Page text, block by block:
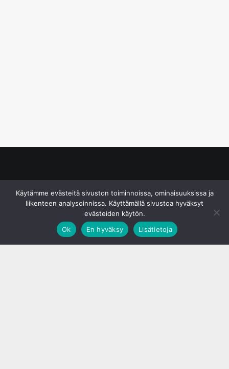
Käytämme evästeitä sivuston toiminnoissa, ominaisuuksissa ja
liikenteen analysoinnissa. Käyttämällä sivustoa hyväksyt
evästeiden käytön.
Ok
En hyväksy Lisätietoja